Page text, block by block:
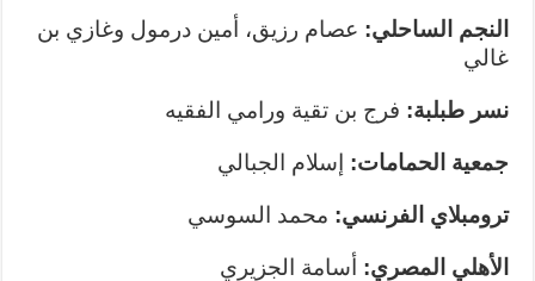
النجم الساحلي: عصام رزيق، أمين درمول وغازي بن
غالي
نسر طبلبة: فرج بن تقية ورامي الفقيه
جمعية الحمامات: إسلام الجبالي
ترومبلاي الفرنسي: محمد السوسي
الأهلي المصري: أسامة الجزيري